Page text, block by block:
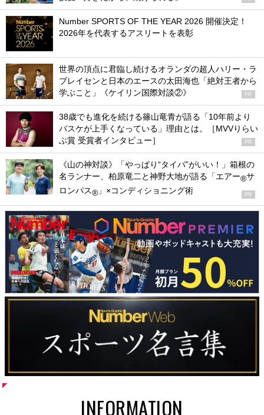
Number SPORTS OF THE YEAR 2026 開催決定！
2026年を代表するアスリートを表彰
世界の頂点に君臨し続けるオランダの超人ハリー・ラ
ブレイセンと日本のエースの太田海也「絶対王者から
学ぶこと」《ケイリン国際対談②》
PR
38歳でも進化を続ける篠山竜青が語る「10年前より
バスケが上手くなっている」理由とは。［MVVりらい
ぶ賞 受賞者インタビュー］
PR
《山の神対談》「やっぱり“タイパ”がいい！」箱根の
名ランナー、柏原竜二と神野大地が語る「エアー®サ
ロンパス® 」×コンディショニング術 PR
INFORMATION